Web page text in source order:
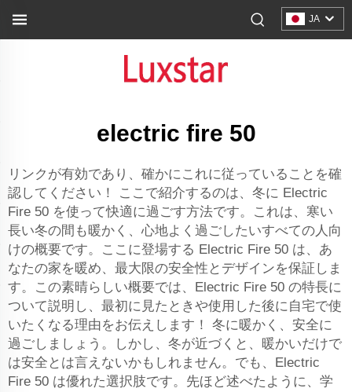
JA
electric fire 50
リンクが有効であり、確かにこれに従っていることを確
認してください！ ここで紹介するのは、冬に Electric
Fire 50 を使って快適に過ごす方法です。これは、寒い
長い冬の間も暖かく、心地よく過ごしたいすべての人向
けの概要です。ここに登場する Electric Fire 50 は、あ
なたの家を暖め、最大限の安全性とデザインを保証しま
す。この素晴らしい概要では、Electric Fire 50 の特長に
ついて説明し、最初に見たときや使用した後に自宅で使
いたくなる理由をお伝えします！ 冬に暖かく、安全に
過ごしましょう。しかし、冬が近づくと、暖かいだけで
は安全とは言えないかもしれません。でも、Electric
Fire 50 は優れた選択肢です。先ほど述べたように、学